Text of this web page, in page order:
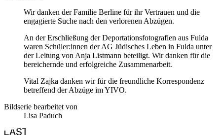
Wir danken der Familie Berline für ihr Vertrauen und die
engagierte Suche nach den verlorenen Abzügen.
An der Erschließung der Deportationsfotografien aus Fulda
waren Schüler:innen der AG Jüdisches Leben in Fulda unter
der Leitung von Anja Listmann beteiligt. Wir danken für die
bereichernde und erfolgreiche Zusammenarbeit.
Vital Zajka danken wir für die freundliche Korrespondenz
betreffend der Abzüge im YIVO.
Bildserie bearbeitet von
Lisa Paduch